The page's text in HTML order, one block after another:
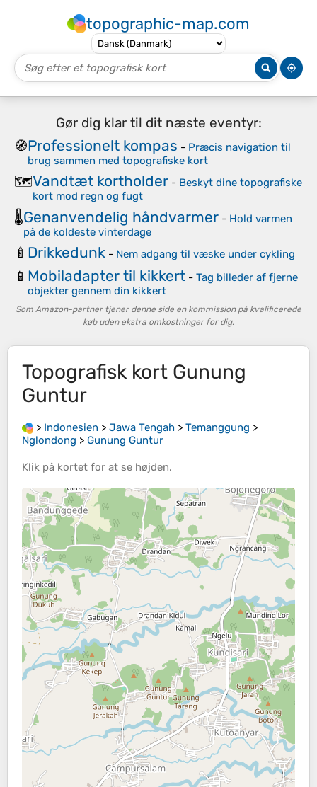
topographic-map.com
Gør dig klar til dit næste eventyr:
🧭Professionelt kompas - Præcis navigation til
brug sammen med topografiske kort
🗺️Vandtæt kortholder - Beskyt dine topografiske
kort mod regn og fugt
🌡️Genanvendelig håndvarmer - Hold varmen
på de koldeste vinterdage
🍼 Drikkedunk - Nem adgang til væske under cykling
📱 Mobiladapter til kikkert - Tag billeder af fjerne
objekter gennem din kikkert
Som Amazon-partner tjener denne side en kommission på kvalificerede
køb uden ekstra omkostninger for dig.
Topografisk kort Gunung
Guntur
> Indonesien > Jawa Tengah > Temanggung >
Nglondong > Gunung Guntur
Klik på kortet for at se højden.